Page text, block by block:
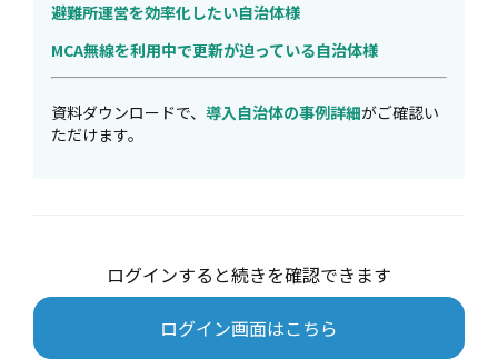
避難所運営を効率化したい自治体様
MCA無線を利用中で更新が迫っている自治体様
資料ダウンロードで、 導入自治体の事例詳細がご確認い
ただけます。
ログインすると続きを確認できます
ログイン画面はこちら